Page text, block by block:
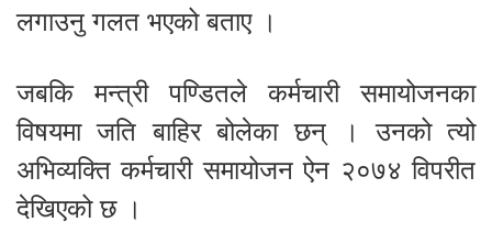
लगाउनु गलत भएको बताए ।
जबकि मन्त्री पण्डितले कर्मचारी समायोजनका
विषयमा जति बाहिर बोलेका छन् । उनको त्यो
अभिव्यक्ति कर्मचारी समायोजन ऐन २०७४ विपरीत
देखिएको छ ।